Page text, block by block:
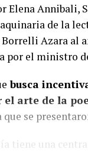
Elena
de la
Borrelli Azara
por el ministro
busca
arte de la
se
tiene una